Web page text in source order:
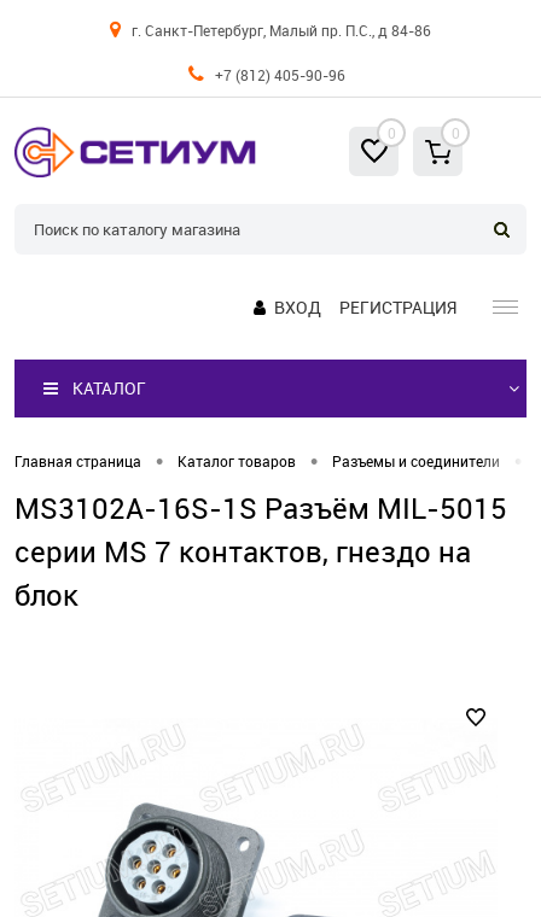
г. Санкт-Петербург, Малый пр. П.С., д 84-86
+7 (812) 405-90-96
0 0
ВХОД РЕГИСТРАЦИЯ
КАТАЛОГ
Главная страница • Каталог товаров • Разъемы и соединители
MS3102A-16S-1S Разъём MIL-5015
серии MS 7 контактов, гнездо на
блок